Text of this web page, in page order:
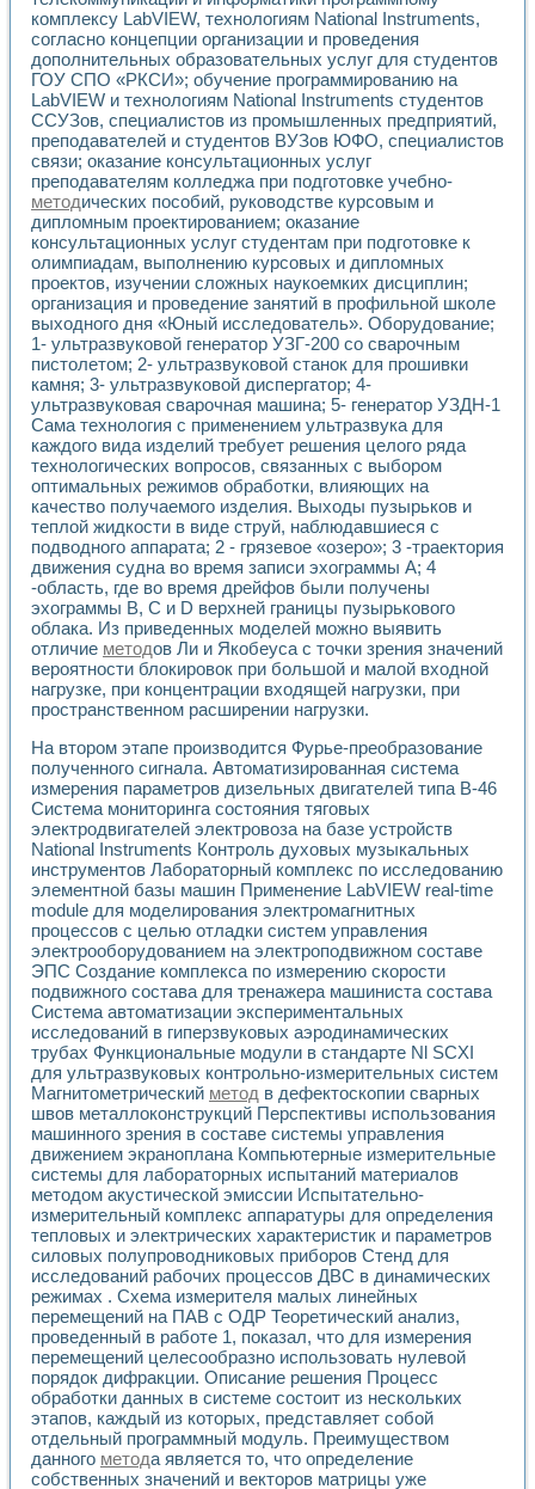
Лабораторные практикумы по информационно-
Виртуальный измеритель частотных характеристик на
Лабораторный практикум по основам теории Коммутации
Разработка виртуальной лабораторной работы
Виртуальные практикумы по электротехнике в среде
Из опыта внедрения в рамках национального проекта
Исследование эффективности решателей
Опыт разработки LabVIEW лабораторных практикумов
Проблемы повышения качества образования и
Развитие LabVIEW лабораторного практикума по
Разработка виртуальной лаборатории по электротехнике
Усовершенствованные алгоритмы частотного анализа
Об опыте работы учебного центра «Технологии
Технологии NI в магистерской программе «Прикладная
Система диагностики двигателей постоянного тока
Автоматизированный стенд формирования
Лабораторный практикум по курсу ИИС на базе
Партнеры
Академические и отраслевые институты
Учебные заведения
Бизнес
Контакты
комплексу LabVIEW, технологиям National Instruments,
согласно концепции организации и проведения
дополнительных образовательных услуг для студентов
ГОУ СПО «РКСИ»; обучение программированию на
LabVIEW и технологиям National Instruments студентов
ССУЗов, специалистов из промышленных предприятий,
преподавателей и студентов ВУЗов ЮФО, специалистов
связи; оказание консультационных услуг
преподавателям колледжа при подготовке учебно-
методических пособий, руководстве курсовым и
дипломным проектированием; оказание
консультационных услуг студентам при подготовке к
олимпиадам, выполнению курсовых и дипломных
проектов, изучении сложных наукоемких дисциплин;
организация и проведение занятий в профильной школе
выходного дня «Юный исследователь». Оборудование;
1- ультразвуковой генератор УЗГ-200 со сварочным
пистолетом; 2- ультразвуковой станок для прошивки
камня; 3- ультразвуковой диспергатор; 4-
ультразвуковая сварочная машина; 5- генератор УЗДН-1
Сама технология с применением ультразвука для
каждого вида изделий требует решения целого ряда
технологических вопросов, связанных с выбором
оптимальных режимов обработки, влияющих на
качество получаемого изделия. Выходы пузырьков и
теплой жидкости в виде струй, наблюдавшиеся с
подводного аппарата; 2 - грязевое «озеро»; 3 -траектория
движения судна во время записи эхограммы А; 4
-область, где во время дрейфов были получены
эхограммы В, С и D верхней границы пузырькового
облака. Из приведенных моделей можно выявить
отличие методов Ли и Якобеуса с точки зрения значений
вероятности блокировок при большой и малой входной
нагрузке, при концентрации входящей нагрузки, при
пространственном расширении нагрузки.
На втором этапе производится Фурье-преобразование
полученного сигнала. Автоматизированная система
измерения параметров дизельных двигателей типа В-46
Система мониторинга состояния тяговых
электродвигателей электровоза на базе устройств
National Instruments Контроль духовых музыкальных
инструментов Лабораторный комплекс по исследованию
элементной базы машин Применение LabVIEW real-time
module для моделирования электромагнитных
процессов с целью отладки систем управления
электрооборудованием на электроподвижном составе
ЭПС Создание комплекса по измерению скорости
подвижного состава для тренажера машиниста состава
Система автоматизации экспериментальных
исследований в гиперзвуковых аэродинамических
трубах Функциональные модули в стандарте Nl SCXI
для ультразвуковых контрольно-измерительных систем
Магнитометрический метод в дефектоскопии сварных
швов металлоконструкций Перспективы использования
машинного зрения в составе системы управления
движением экраноплана Компьютерные измерительные
системы для лабораторных испытаний материалов
методом акустической эмиссии Испытательно-
измерительный комплекс аппаратуры для определения
тепловых и электрических характеристик и параметров
силовых полупроводниковых приборов Стенд для
исследований рабочих процессов ДВС в динамических
режимах . Схема измерителя малых линейных
перемещений на ПАВ с ОДР Теоретический анализ,
проведенный в работе 1, показал, что для измерения
перемещений целесообразно использовать нулевой
порядок дифракции. Описание решения Процесс
обработки данных в системе состоит из нескольких
этапов, каждый из которых, представляет собой
отдельный программный модуль. Преимуществом
данного метода является то, что определение
собственных значений и векторов матрицы уже